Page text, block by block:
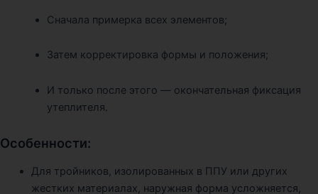
Сначала примерка всех элементов;
Затем корректировка формы и положения;
И только после этого — окончательная фиксация
утеплителя.
Особенности:
Для тройников, изолированных в ППУ или других
жестких материалах, наружная форма усложняется,